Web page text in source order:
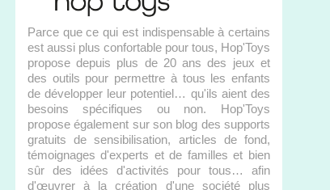
Parce que ce qui est indispensable à certains
est aussi plus confortable pour tous, Hop'Toys
propose depuis plus de 20 ans des jeux et
des outils pour permettre à tous les enfants
de développer leur potentiel… qu'ils aient des
besoins spécifiques ou non. Hop'Toys
propose également sur son blog des supports
gratuits de sensibilisation, articles de fond,
témoignages d'experts et de familles et bien
sûr des idées d'activités pour tous… afin
d'œuvrer à la création d'une société plus